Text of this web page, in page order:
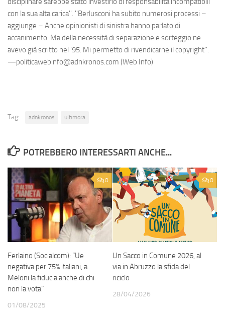
con la sua alta carica''. ''Berlusconi ha subito numerosi processi –
aggiunge – Anche opinionisti di sinistra hanno parlato di
accanimento. Ma della necessità di separazione e sorteggio ne
avevo già scritto nel ’95. Mi permetto di rivendicarne il copyright''.
—politicawebinfo@adnkronos.com (Web Info)
Tag: adnkronos ultimora
POTREBBERO INTERESSARTI ANCHE...
0
Ferlaino (Socialcom): “Ue
negativa per 75% italiani, a
Meloni la fiducia anche di chi
non la vota”
01/08/2025
0
Un Sacco in Comune 2026, al
via in Abruzzo la sfida del
riciclo
28/04/2026